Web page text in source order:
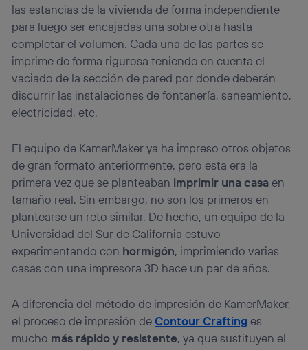
las estancias de la vivienda de forma independiente
para luego ser encajadas una sobre otra hasta
completar el volumen. Cada una de las partes se
imprime de forma rigurosa teniendo en cuenta el
vaciado de la sección de pared por donde deberán
discurrir las instalaciones de fontanería, saneamiento,
electricidad, etc.
El equipo de KamerMaker ya ha impreso otros objetos
de gran formato anteriormente, pero esta era la
primera vez que se planteaban imprimir una casaen
tamaño real. Sin embargo, no son los primeros en
plantearse un reto similar. De hecho, un equipo de la
Universidad del Sur de California estuvo
experimentando con hormigón, imprimiendo varias
casas con una impresora 3D hace un par de años.
A diferencia del método de impresión de KamerMaker,
el proceso de impresión deContour Crafting es
mucho más rápido y resistente, ya que sustituyen el